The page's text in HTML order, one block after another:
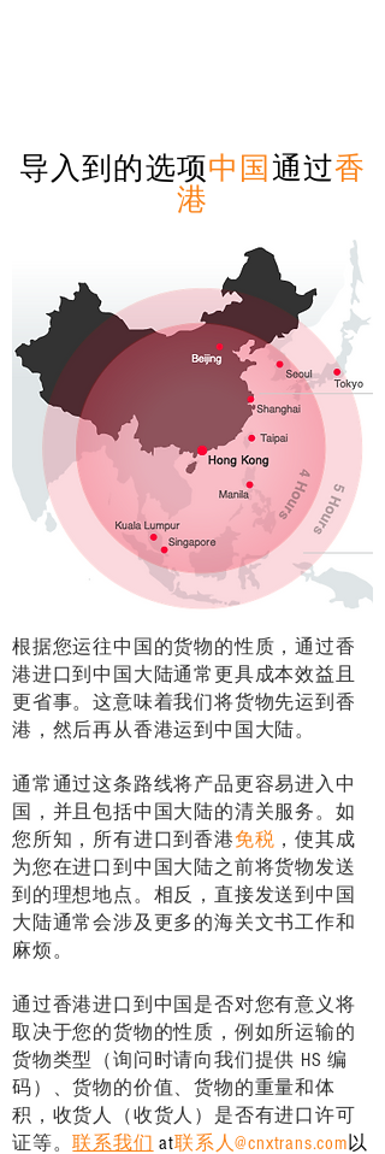
导入到的选项中国 通过香
港
根据您运往中国的货物的性质，通过香
港进口到中国大陆通常更具成本效益且
更省事。这意味着我们将货物先运到香
港，然后再从香港运到中国大陆。
通常通过这条路线将产品更容易进入中
国，并且包括中国大陆的清关服务。如
您所知，所有进口到香港免税 ，使其成
为您在进口到中国大陆之前将货物发送
到的理想地点。相反，直接发送到中国
大陆通常会涉及更多的海关文书工作和
麻烦。
通过香港进口到中国是否对您有意义将
取决于您的货物的性质，例如所运输的
货物类型（询问时请向我们提供 HS 编
码）、货物的价值、货物的重量和体
积，收货人（收货人）是否有进口许可
证等。联系我们 at联系人@cnxtrans.com以